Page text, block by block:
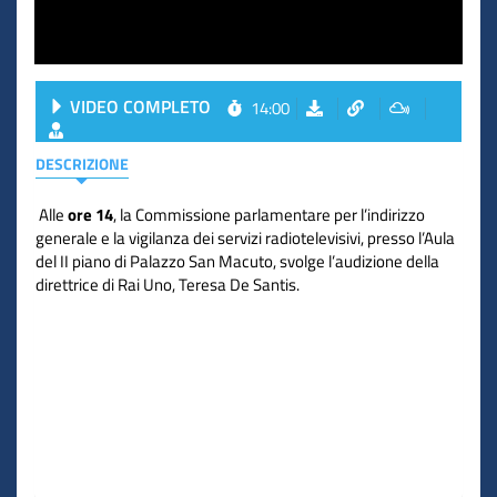
VIDEO COMPLETO 14:00
DESCRIZIONE
Alleore 14, la Commissione parlamentare per l’indirizzo
generale e la vigilanza dei servizi radiotelevisivi, presso l’Aula
del II piano di Palazzo San Macuto, svolge l’audizione della
direttrice di Rai Uno, Teresa De Santis.